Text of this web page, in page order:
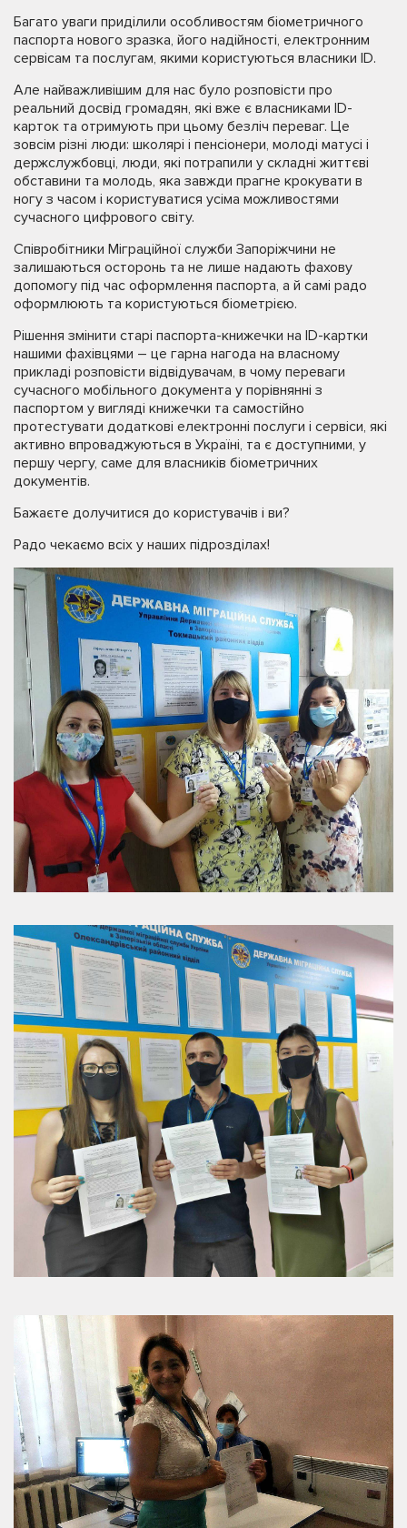
Багато уваги приділили особливостям біометричного
паспорта нового зразка, його надійності, електронним
сервісам та послугам, якими користуються власники ID.
Але найважливішим для нас було розповісти про
реальний досвід громадян, які вже є власниками ID-
карток та отримують при цьому безліч переваг. Це
зовсім різні люди: школярі і пенсіонери, молоді матусі і
держслужбовці, люди, які потрапили у складні життєві
обставини та молодь, яка завжди прагне крокувати в
ногу з часом і користуватися усіма можливостями
сучасного цифрового світу.
Співробітники Міграційної служби Запоріжчини не
залишаються осторонь та не лише надають фахову
допомогу під час оформлення паспорта, а й самі радо
оформлюють та користуються біометрією.
Рішення змінити старі паспорта-книжечки на ID-картки
нашими фахівцями – це гарна нагода на власному
прикладі розповісти відвідувачам, в чому переваги
сучасного мобільного документа у порівнянні з
паспортом у вигляді книжечки та самостійно
протестувати додаткові електронні послуги і сервіси, які
активно впроваджуються в Україні, та є доступними, у
першу чергу, саме для власників біометричних
документів.
Бажаєте долучитися до користувачів і ви?
Радо чекаємо всіх у наших підрозділах!